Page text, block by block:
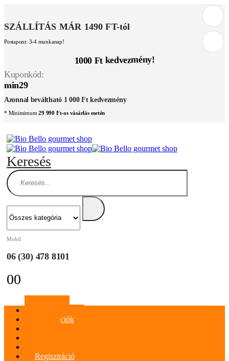
SZÁLLÍTÁS MÁR 1490 FT-tól
Postapont: 3-4 munkanap!
1000 Ft kedvezmény!
Kuponkód:
min29
Azonnal beváltható 1 000 Ft kedvezmény
* Minimimum29 990 Ft-os vásárlás esetén
Keresés
Mobil
06 (30) 478 8101
00
Információk
Regisztráció